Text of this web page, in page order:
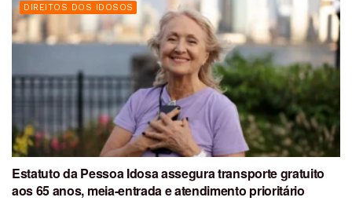
DIREITOS DOS IDOSOS
Estatuto da Pessoa Idosa assegura transporte gratuito
aos 65 anos, meia-entrada e atendimento prioritário